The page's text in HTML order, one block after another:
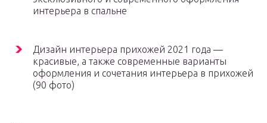
интерьера в спальне
Дизайн интерьера прихожей 2021 года —
красивые, а также современные варианты
оформления и сочетания интерьера в прихожей
(90 фото)